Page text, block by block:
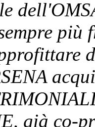
più
già co-